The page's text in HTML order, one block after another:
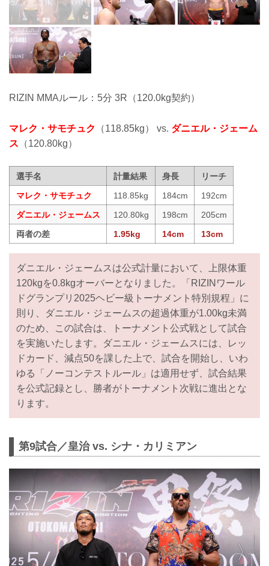
RIZIN MMAルール：5分 3R（120.0kg契約）
マレク・サモチュク （118.85kg） vs. ダニエル・ジェーム
ス （120.80kg）
選手名 計量結果 身長
リーチ
マレク・サモチュク
118.85kg 184cm
192cm
ダニエル・ジェームス
120.80kg 198cm
205cm
両者の差
1.95kg 14cm 13cm
ダニエル・ジェームスは公式計量において、上限体重
120kgを0.8kgオーバーとなりました。「RIZINワール
ドグランプリ2025ヘビー級トーナメント特別規程」に
則り、ダニエル・ジェームスの超過体重が1.00kg未満
のため、この試合は、トーナメント公式戦として試合
を実施いたします。ダニエル・ジェームスには、レッ
ドカード、減点50を課した上で、試合を開始し、いわ
ゆる「ノーコンテストルール」は適用せず、試合結果
を公式記録とし、勝者がトーナメント次戦に進出とな
ります。
第9試合／皇治 vs. シナ・カリミアン